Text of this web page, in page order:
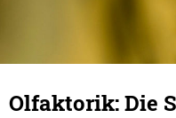
Olfaktorik: Die